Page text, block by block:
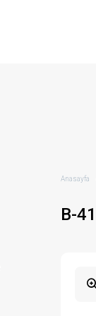
Anasayfa
B-